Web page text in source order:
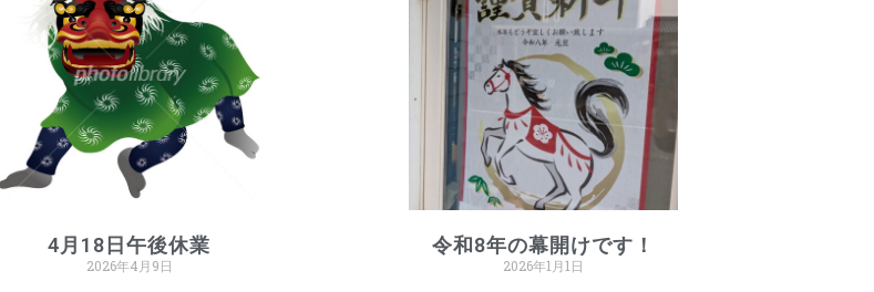
4月18日午後休業
2026年4月9日
令和8年の幕開けです！
2026年1月1日